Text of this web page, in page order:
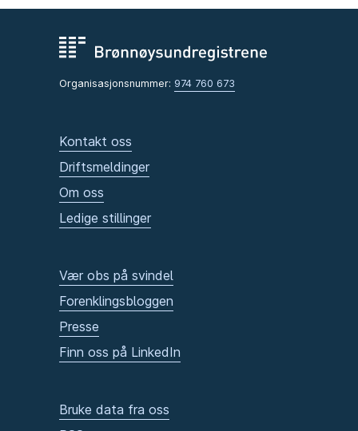
Organisasjonsnummer: 974 760 673
Kontakt oss
Driftsmeldinger
Om oss
Ledige stillinger
Vær obs på svindel
Forenklingsbloggen
Presse
Finn oss på LinkedIn
Bruke data fra oss